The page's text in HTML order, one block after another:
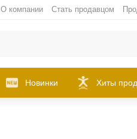
О компании Стать продавцом
Новинки Хиты